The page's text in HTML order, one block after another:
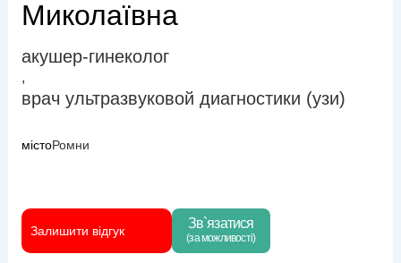
Миколаївна
акушер-гинеколог
,
врач ультразвуковой диагностики (узи)
містоРомни
Залишити відгук Зв`язатися
(за можливості)